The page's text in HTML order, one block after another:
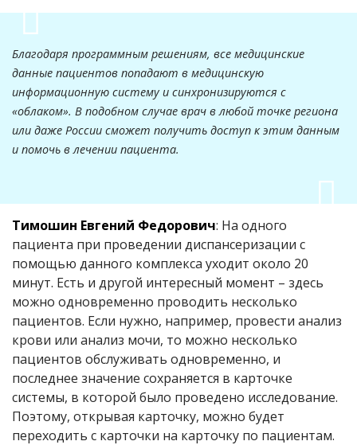
Благодаря программным решениям, все медицинские
данные пациентов попадают в медицинскую
информационную систему и синхронизируются с
«облаком». В подобном случае врач в любой точке региона
или даже России сможет получить доступ к этим данным
и помочь в лечении пациента.
Тимошин Евгений Федорович: На одного
пациента при проведении диспансеризации с
помощью данного комплекса уходит около 20
минут. Есть и другой интересный момент – здесь
можно одновременно проводить несколько
пациентов. Если нужно, например, провести анализ
крови или анализ мочи, то можно несколько
пациентов обслуживать одновременно, и
последнее значение сохраняется в карточке
системы, в которой было проведено исследование.
Поэтому, открывая карточку, можно будет
переходить с карточки на карточку по пациентам.